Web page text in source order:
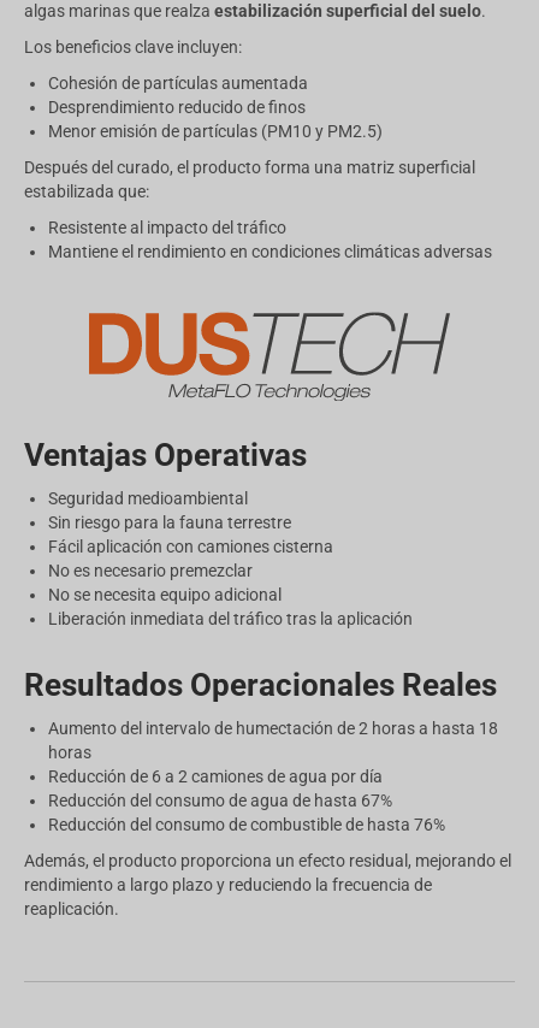
algas marinas que realza estabilización superficial del suelo.
Los beneficios clave incluyen:
Cohesión de partículas aumentada
Desprendimiento reducido de finos
Menor emisión de partículas (PM10 y PM2.5)
Después del curado, el producto forma una matriz superficial
estabilizada que:
Resistente al impacto del tráfico
Mantiene el rendimiento en condiciones climáticas adversas
Ventajas Operativas
Seguridad medioambiental
Sin riesgo para la fauna terrestre
Fácil aplicación con camiones cisterna
No es necesario premezclar
No se necesita equipo adicional
Liberación inmediata del tráfico tras la aplicación
Resultados Operacionales Reales
Aumento del intervalo de humectación de 2 horas a hasta 18
horas
Reducción de 6 a 2 camiones de agua por día
Reducción del consumo de agua de hasta 67%
Reducción del consumo de combustible de hasta 76%
Además, el producto proporciona un efecto residual, mejorando el
rendimiento a largo plazo y reduciendo la frecuencia de
reaplicación.